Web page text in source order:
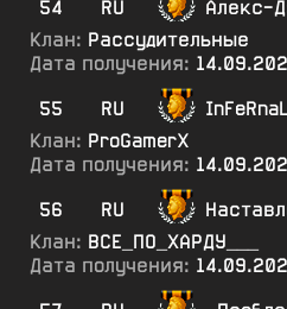
54
RU
Алекс-
Клан: Рассудительные
Дата получения:
55
RU
Клан: ProGamerX
Дата получения:
56
RU
Клан: ВСЕ_ПО_ХАРДУ___
Дата получения: